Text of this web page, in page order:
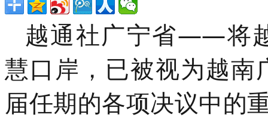
越通社广宁省——将
慧口岸，已被视为越南
届任期的各项决议中的